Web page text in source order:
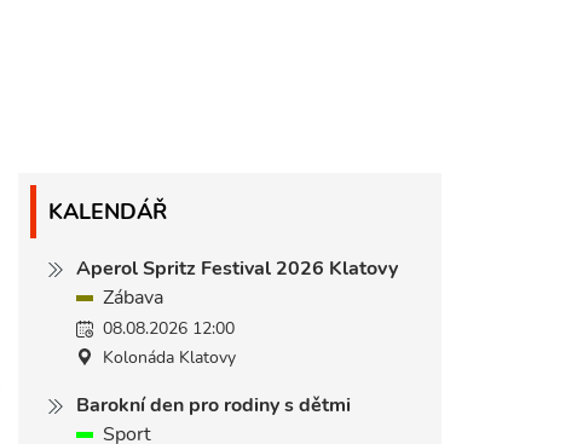
KALENDÁŘ
Aperol Spritz Festival 2026 Klatovy
Zábava
08.08.2026 12:00
Kolonáda Klatovy
Barokní den pro rodiny s dětmi
Sport